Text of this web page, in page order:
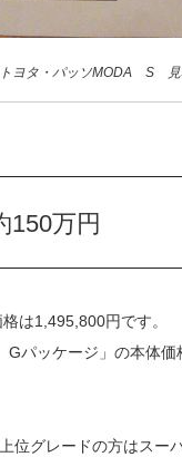
トヨタ・パッソMODA S 見
150万円
は1,495,800円です。
Gパッケージ」の本体
位グレードの方はスー